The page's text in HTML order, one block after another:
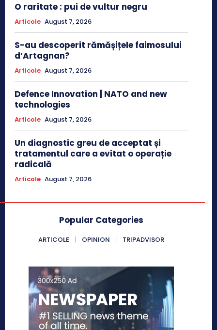
O raritate : pui de vultur negru
Articole August 7, 2026
S-au descoperit rămășițele faimosului
d’Artagnan?
Articole August 7, 2026
Defence Innovation | NATO and new
technologies
Articole August 7, 2026
Un diagnostic greu de acceptat și
tratamentul care a evitat o operație
radicală
Articole August 7, 2026
Popular Categories
ARTICOLE OPINION TRIPADVISOR